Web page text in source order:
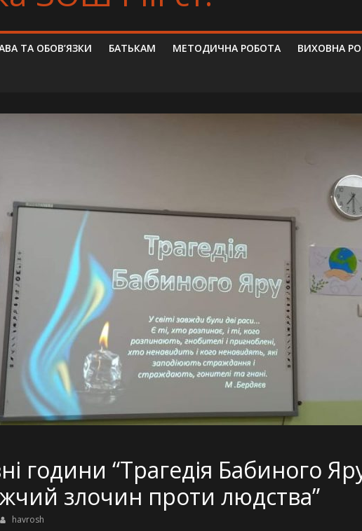
ТА ОБОВ’ЯЗКИ БАТЬКАМ МЕТОДИЧНА РОБОТА ВИХОВНА
години “Трагедія Бабиного
злочин проти людства”
havrosh